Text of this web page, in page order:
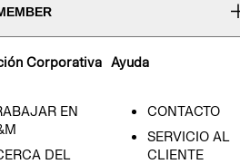
Corporativa
EN
DEL
Ayuda
CONTACTO
SERVICIO AL
CLIENTE